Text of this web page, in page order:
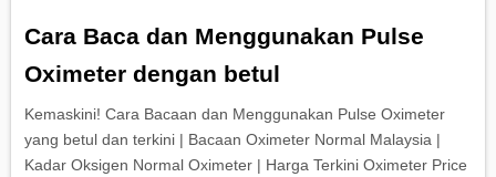
Cara Baca dan Menggunakan Pulse
Oximeter dengan betul
Kemaskini! Cara Bacaan dan Menggunakan Pulse Oximeter
yang betul dan terkini | Bacaan Oximeter Normal Malaysia |
Kadar Oksigen Normal Oximeter | Harga Terkini Oximeter Price